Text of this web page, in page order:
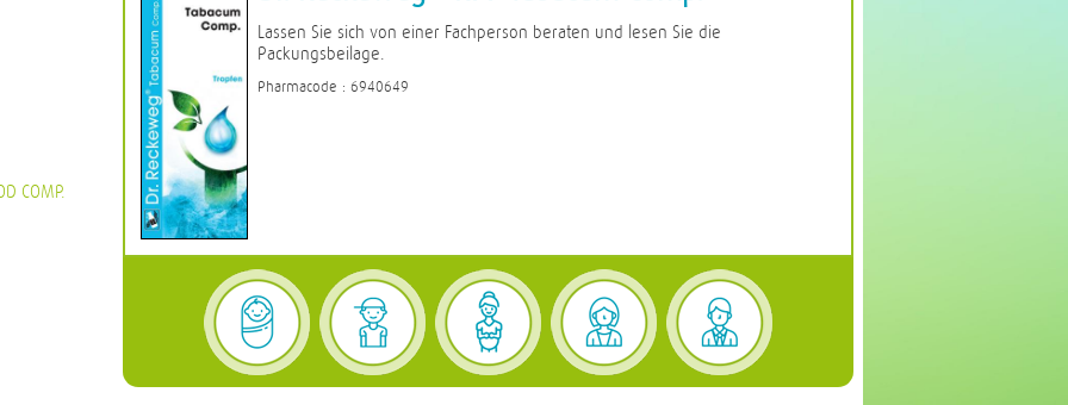
COMP.
Lassen Sie sich von einer Fachperson beraten und lesen Sie die
Packungsbeilage.
Pharmacode : 6940649